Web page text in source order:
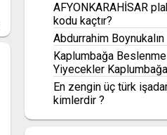
AFYONKARAHİSAR
kodu kaçtır?
Abdurrahim
Kaplumbağa
Yiyecekler
En zengin üç türk
kimlerdir ?